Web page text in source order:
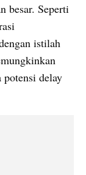
besar. Seperti
istilah
potensi delay